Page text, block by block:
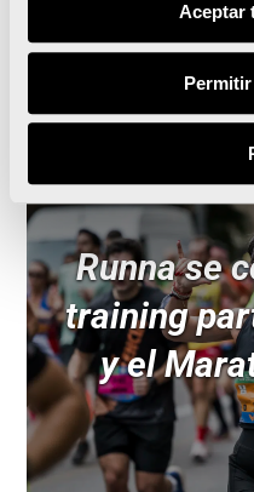
Aceptar
Noticias
Runna se
training
y el